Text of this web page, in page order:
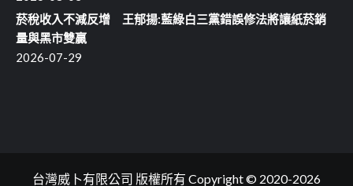
菸稅收入不減反增 王郁揚:藍綠白三黨錯誤修法將讓紙菸銷
量與黑市雙贏
2026-07-29
台灣威卜有限公司 版權所有 Copyright © 2020-2026